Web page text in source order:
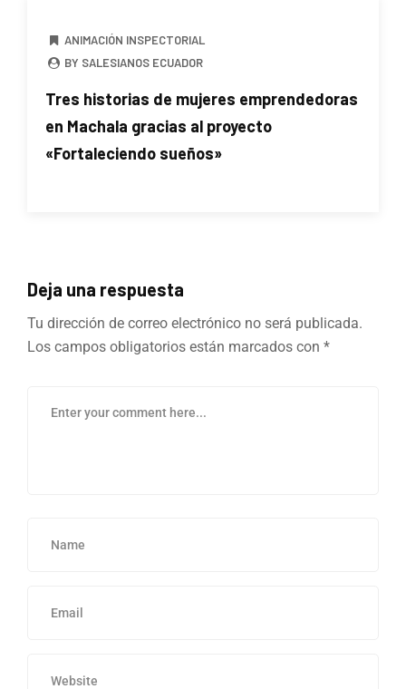
ANIMACIÓN INSPECTORIAL
BY SALESIANOS ECUADOR
Tres historias de mujeres emprendedoras
en Machala gracias al proyecto
«Fortaleciendo sueños»
Deja una respuesta
Tu dirección de correo electrónico no será publicada.
Los campos obligatorios están marcados con *